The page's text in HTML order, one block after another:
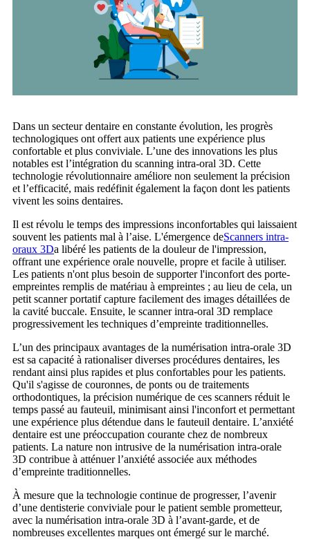
Dans un secteur dentaire en constante évolution, les progrès
technologiques ont offert aux patients une expérience plus
confortable et plus conviviale. L’une des innovations les plus
notables est l’intégration du scanning intra-oral 3D. Cette
technologie révolutionnaire améliore non seulement la précision
et l’efficacité, mais redéfinit également la façon dont les patients
vivent les soins dentaires.
Il est révolu le temps des impressions inconfortables qui laissaient
souvent les patients mal à l’aise. L'émergence deScanners intra-
oraux 3Da libéré les patients de la douleur de l'impression,
offrant une expérience orale nouvelle, propre et facile à utiliser.
Les patients n'ont plus besoin de supporter l'inconfort des porte-
empreintes remplis de matériau à empreintes ; au lieu de cela, un
petit scanner portatif capture facilement des images détaillées de
la cavité buccale. Ensuite, le scanner intra-oral 3D remplace
progressivement les techniques d’empreinte traditionnelles.
L’un des principaux avantages de la numérisation intra-orale 3D
est sa capacité à rationaliser diverses procédures dentaires, les
rendant ainsi plus rapides et plus confortables pour les patients.
Qu'il s'agisse de couronnes, de ponts ou de traitements
orthodontiques, la précision numérique de ces scanners réduit le
temps passé au fauteuil, minimisant ainsi l'inconfort et permettant
une expérience plus détendue dans le fauteuil dentaire. L’anxiété
dentaire est une préoccupation courante chez de nombreux
patients. La nature non intrusive de la numérisation intra-orale
3D contribue à atténuer l’anxiété associée aux méthodes
d’empreinte traditionnelles.
À mesure que la technologie continue de progresser, l’avenir
d’une dentisterie conviviale pour le patient semble prometteur,
avec la numérisation intra-orale 3D à l’avant-garde, et de
nombreuses excellentes marques ont émergé sur le marché.